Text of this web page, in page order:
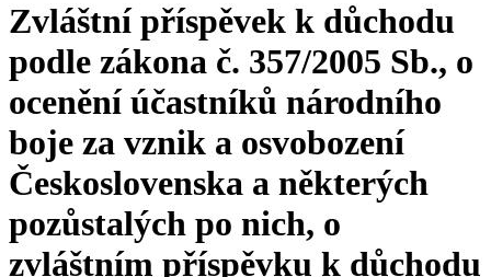
Zvláštní příspěvek k důchodu
podle zákona č. 357/2005 Sb., o
ocenění účastníků národního
boje za vznik a osvobození
Československa a některých
pozůstalých po nich, o
zvláštním příspěvku k důchodu